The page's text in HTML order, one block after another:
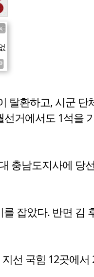
환하고, 시군
거에서도 1석을
충남도지사에 당
잡았다. 반면 김
선 국힘 12곳에